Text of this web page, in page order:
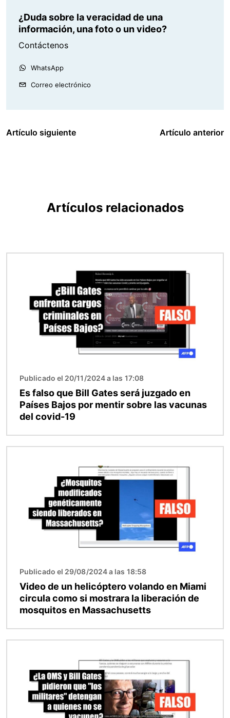
¿Duda sobre la veracidad de una
información, una foto o un video?
Contáctenos
WhatsApp
Correo electrónico
Artículo siguiente Artículo anterior
Artículos relacionados
Publicado el 20/11/2024 a las 17:08
Es falso que Bill Gates será juzgado en
Países Bajos por mentir sobre las vacunas
del covid-19
Publicado el 29/08/2024 a las 18:58
Video de un helicóptero volando en Miami
circula como si mostrara la liberación de
mosquitos en Massachusetts